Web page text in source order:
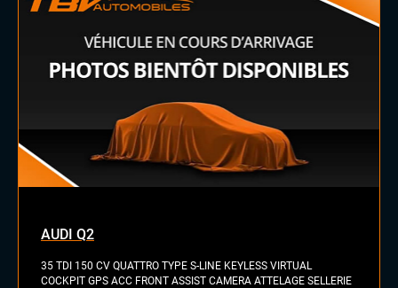
Vitres arrières surteintées
Sellerie cuir
Volant sport
AUDI Q2
35 TDI 150 CV QUATTRO TYPE S-LINE KEYLESS VIRTUAL
COCKPIT GPS ACC FRONT ASSIST CAMERA ATTELAGE SELLERIE